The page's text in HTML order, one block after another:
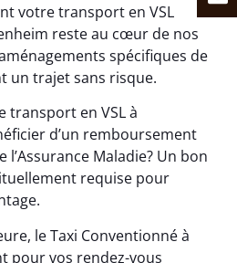
votre transport en VSL
reste au cœur de nos
spécifiques de
un trajet sans risque.
transport en VSL à
d’un remboursement
l’Assurance Maladie? Un bon
requise pour
le Taxi Conventionné à
pour vos rendez-vous